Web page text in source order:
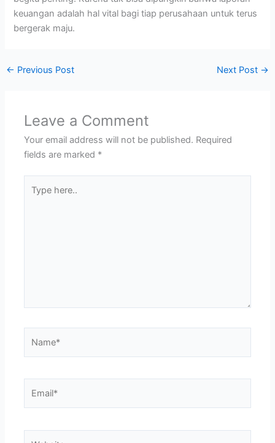
keuangan adalah hal vital bagi tiap perusahaan untuk terus
bergerak maju.
← Previous Post Next Post →
Leave a Comment
Your email address will not be published. Required
fields are marked *
here..